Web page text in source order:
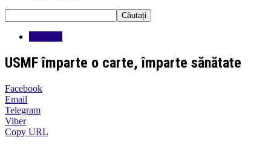
USMF împarte o carte, împarte sănătate
Facebook
Email
Telegram
Viber
Copy URL